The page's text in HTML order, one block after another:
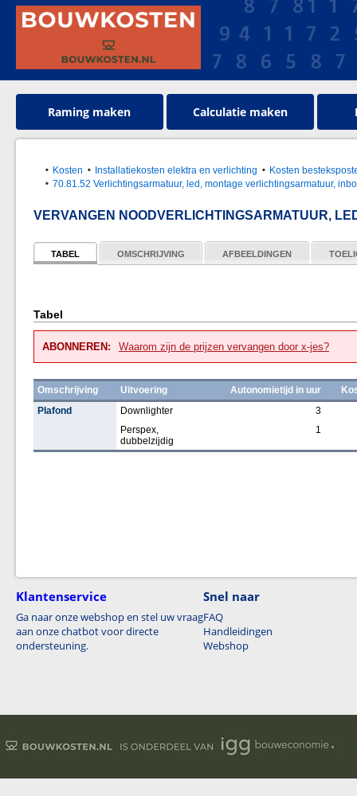
Raming maken Calculatie maken
Kosten Installatiekosten elektra en verlichting
Kosten
70.81.52 Verlichtingsarmatuur, led, montage verlichtingsarmatuur,
VERVANGEN NOODVERLICHTINGSARMATUUR,
TABEL OMSCHRIJVING AFBEELDINGEN
Tabel
ABONNEREN: Waarom zijn de prijzen vervangen door x-jes?
Omschrijving Uitvoering Autonomietijd in uur
Plafond
Downlighter
3
Perspex,
dubbelzijdig
1
Klantenservice
Ga naar onze webshop en stel uw vraag
aan onze chatbot voor directe
ondersteuning.
Snel naar
FAQ
Handleidingen
Webshop